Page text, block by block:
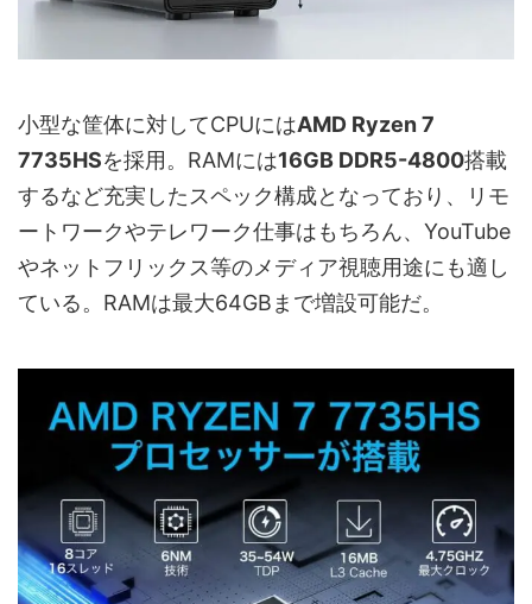
小型な筐体に対してCPUにはAMD Ryzen 7
7735HSを採用。RAMには16GB DDR5-4800搭載
するなど充実したスペック構成となっており、リモ
ートワークやテレワーク仕事はもちろん、YouTube
やネットフリックス等のメディア視聴用途にも適し
ている。RAMは最大64GBまで増設可能だ。